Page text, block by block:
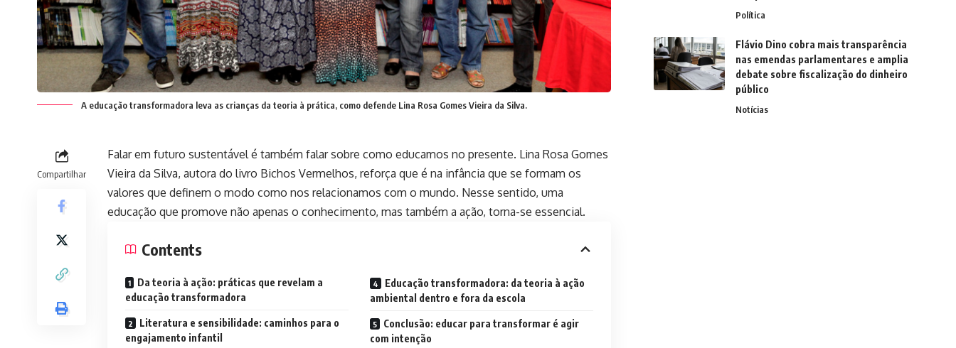
A educação transformadora leva as crianças da teoria à prática, como defende Lina Rosa Gomes Vieira da Silva.
Compartilhar
Falar em futuro sustentável é também falar sobre como educamos no presente. Lina Rosa Gomes
Vieira da Silva, autora do livro Bichos Vermelhos, reforça que é na infância que se formam os
valores que definem o modo como nos relacionamos com o mundo. Nesse sentido, uma
educação que promove não apenas o conhecimento, mas também a ação, torna-se essencial.
Contents
Da teoria à ação: práticas que revelam a
educação transformadora
Literatura e sensibilidade: caminhos para o
engajamento infantil
Educação transformadora: da teoria à ação
ambiental dentro e fora da escola
Conclusão: educar para transformar é agir
com intenção
Política
Flávio Dino cobra mais transparência
nas emendas parlamentares e amplia
debate sobre fiscalização do dinheiro
público
Notícias